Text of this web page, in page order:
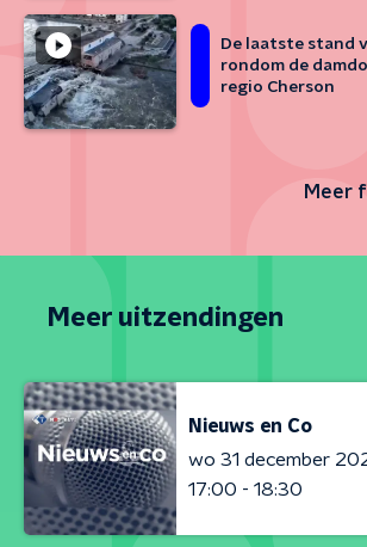
De laatste stand
rondom de
regio Cherson
Meer
Meer uitzendingen
Nieuws en Co
wo 31 december
17:00 - 18:30